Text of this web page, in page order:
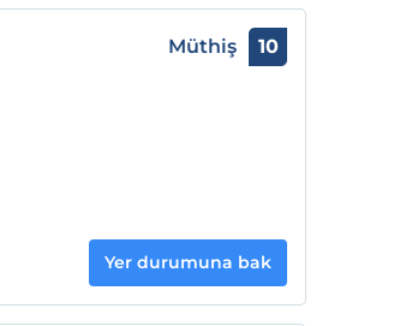
Müthiş 10
Yer durumuna bak